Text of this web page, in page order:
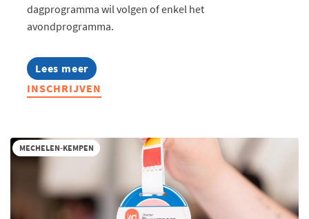
dagprogramma wil volgen of enkel het
avondprogramma.
Lees meer
about
Jong
Voka
Roots.
Reinvented.
INSCHRIJVEN
MECHELEN-KEMPEN